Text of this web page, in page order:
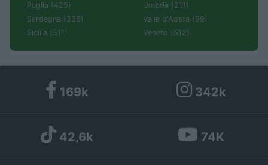
Puglia (425)
Sardegna (336)
Sicilia (511)
Umbria (211)
Valle d'Aosta (99)
Veneto (512)
169k 342k
42,6k 74K